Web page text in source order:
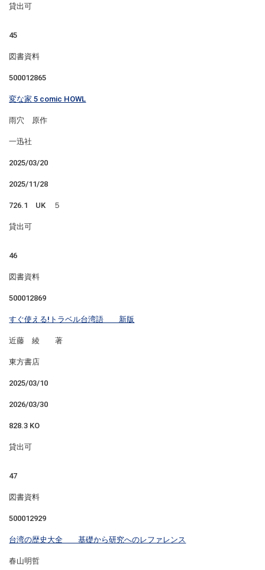
貸出可
45
図書資料
500012865
変な家 5 comic HOWL
雨穴 原作
一迅社
2025/03/20
2025/11/28
726.1 UK ５
貸出可
46
図書資料
500012869
すぐ使える!トラベル台湾語 新版
近藤 綾 著
東方書店
2025/03/10
2026/03/30
828.3 KO
貸出可
47
図書資料
500012929
台湾の歴史大全 基礎から研究へのレファレンス
春山明哲